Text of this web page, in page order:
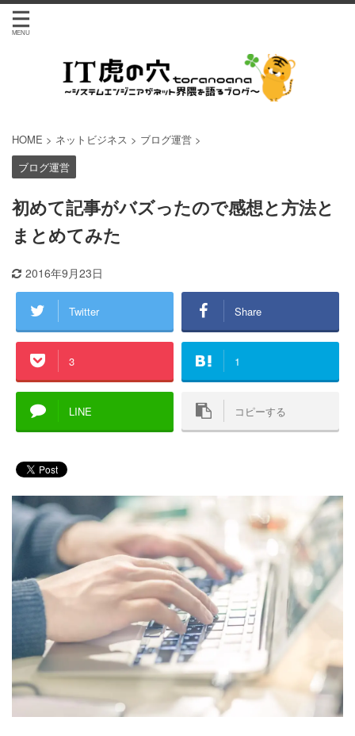
HOME > ネットビジネス > ブログ運営 >
ブログ運営
初めて記事がバズったので感想と方法と
まとめてみた
2016年9月23日
Twitter Share
3 1
LINE コピーする